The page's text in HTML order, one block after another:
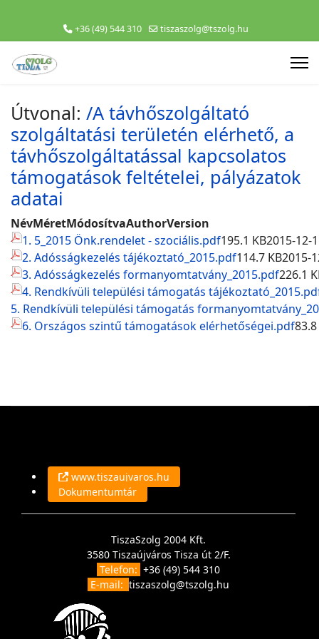
+36 (49) 544 310 tiszaszolg@tszolg.hu
Útvonal: /A távhőszolgáltató
szolgáltatási területén elérhető, a
távhőszolgáltatással kapcsolatos
támogatások feltételei, pályázatok
adatai
NévMéretMódosítvaAuthorVersion
1. 5_2015 Önk.rendelet - szociális.pdf195.1 KB2015-12-
2. Adósságkezelés tájékoztató_2015.pdf114.7 KB2015-
3. Adósságkezelés formanyomtatvány_2015.pdf226.1
4. Rendkívüli települési támogatás
5. Rendkívüli települési támogatás
6. Országos szintű támogatások elérhetőségei.pdf
www.tiszaujvaros.hu
Dokumentumtár
TiszaSzolg 2004 Kft.
3580 Tiszaújváros Tisza út 2/F.
Telefon: +36 (49) 544 310
E-mail: tiszaszolg@tszolg.hu